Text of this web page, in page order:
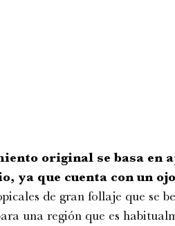
original se basa en
ya que cuenta con un
de gran follaje que se
una región que es